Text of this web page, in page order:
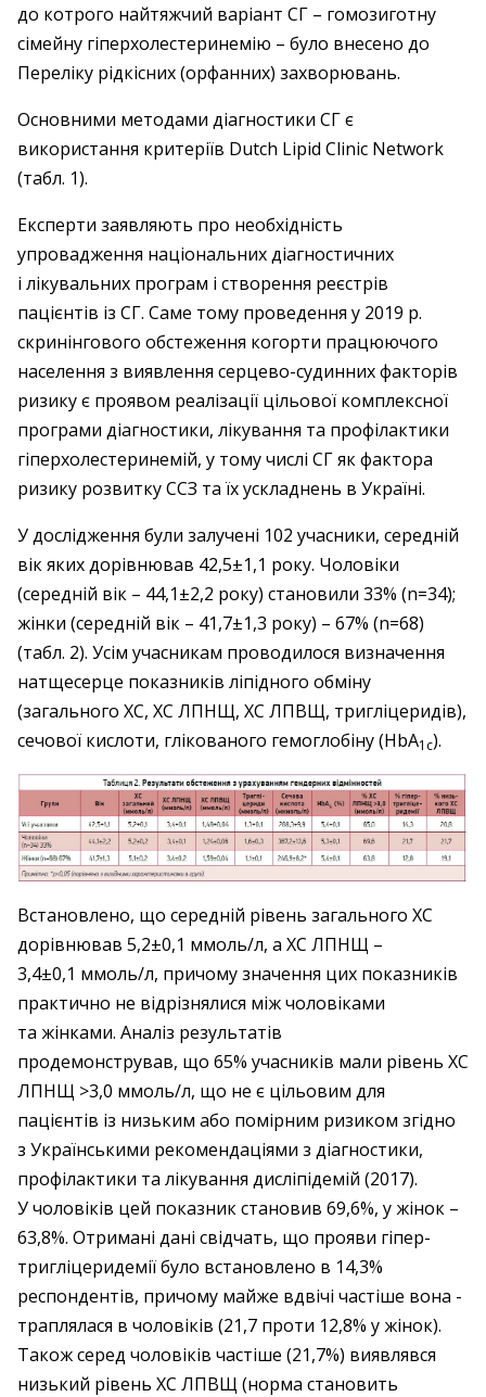
до котрого найтяжчий варіант СГ – гомозиготну
сімейну гіперхолестеринемію – було внесено до
Переліку рідкісних (орфанних) захворювань.
Основними методами діагностики СГ є
використання критеріїв Dutch Lipid Clinic Network
(табл. 1).
Експерти заявляють про необхідність
упровадження національних діагностичних
і лікувальних програм і створення реєстрів
пацієнтів із СГ. Саме тому проведення у 2019 р.
скринінгового обстеження когорти працюючого
населення з виявлення серцево-­судинних факторів
ризику є проявом реалізації цільо­вої комплексної
програми діагностики, лікування та профілактики
гіперхолестеринемій, у тому числі СГ як фактора
ризику розвитку ССЗ та їх ускладнень в Україні.
У дослідження були залучені 102 учасники, середній
вік яких дорівнював 42,5±1,1 року. Чоловіки
(середній вік – 44,1±2,2 року) становили 33% (n=34);
жінки (середній вік – 41,7±1,3 року) – 67% (n=68)
(табл. 2). Усім учасникам проводилося визначення
натщесерце показників ліпідного обміну
(загального ХС, ХС ЛПНЩ, ХС ЛПВЩ, тригліцеридів),
сечової кислоти, глікованого гемоглобіну (НbА1с).
Встановлено, що середній рівень загального ХС
дорівнював 5,2±0,1 ммоль/л, а ХС ЛПНЩ –
3,4±0,1 ммоль/л, причому значення цих показників
практично не відрізнялися між чоловіками
та жінками. Аналіз результатів
продемонстрував, що 65% учасників мали рівень ХС
ЛПНЩ >3,0 ммоль/л, що не є цільовим для
пацієнтів із низьким або помірним ризиком згідно
з Українськими рекомендаціями з діагностики,
профілактики та лікування дисліпідемій (2017).
У чоловіків цей показник становив 69,6%, у жінок –
63,8%. Отримані дані свідчать, що прояви гіпер­
тригліцеридемії було встановлено в 14,3%
респондентів, причому майже вдвічі частіше вона ­
траплялася в чоловіків (21,7 проти 12,8% у жінок).
Також серед чоловіків частіше (21,7%) виявлявся
низький рівень ХС ЛПВЩ (норма становить